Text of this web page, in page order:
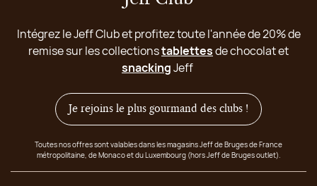
Intégrez le Jeff Club et profitez toute l'année de 20% de
remise sur les collectionstablettesde chocolat et
snackingJeff
Je rejoins le plus gourmand des clubs !
Toutes nos offres sont valables dans les magasins Jeff de Bruges de France
métropolitaine, de Monaco et du Luxembourg (hors Jeff de Bruges outlet).